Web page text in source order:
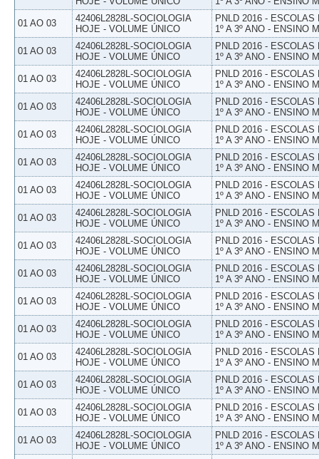
01 AO 03
42406L2828L-SOCIOLOGIA
HOJE - VOLUME ÚNICO
PNLD 2016 -
1º A 3º ANO - ENSINO
01 AO 03
42406L2828L-SOCIOLOGIA
HOJE - VOLUME ÚNICO
PNLD 2016 -
1º A 3º ANO - ENSINO
01 AO 03
42406L2828L-SOCIOLOGIA
HOJE - VOLUME ÚNICO
PNLD 2016 -
1º A 3º ANO - ENSINO
01 AO 03
42406L2828L-SOCIOLOGIA
HOJE - VOLUME ÚNICO
PNLD 2016 -
1º A 3º ANO - ENSINO
01 AO 03
42406L2828L-SOCIOLOGIA
HOJE - VOLUME ÚNICO
PNLD 2016 -
1º A 3º ANO - ENSINO
01 AO 03
42406L2828L-SOCIOLOGIA
HOJE - VOLUME ÚNICO
PNLD 2016 -
1º A 3º ANO - ENSINO
01 AO 03
42406L2828L-SOCIOLOGIA
HOJE - VOLUME ÚNICO
PNLD 2016 -
1º A 3º ANO - ENSINO
01 AO 03
42406L2828L-SOCIOLOGIA
HOJE - VOLUME ÚNICO
PNLD 2016 -
1º A 3º ANO - ENSINO
01 AO 03
42406L2828L-SOCIOLOGIA
HOJE - VOLUME ÚNICO
PNLD 2016 -
1º A 3º ANO - ENSINO
01 AO 03
42406L2828L-SOCIOLOGIA
HOJE - VOLUME ÚNICO
PNLD 2016 -
1º A 3º ANO - ENSINO
01 AO 03
42406L2828L-SOCIOLOGIA
HOJE - VOLUME ÚNICO
PNLD 2016 -
1º A 3º ANO - ENSINO
01 AO 03
42406L2828L-SOCIOLOGIA
HOJE - VOLUME ÚNICO
PNLD 2016 -
1º A 3º ANO - ENSINO
01 AO 03
42406L2828L-SOCIOLOGIA
HOJE - VOLUME ÚNICO
PNLD 2016 -
1º A 3º ANO - ENSINO
01 AO 03
42406L2828L-SOCIOLOGIA
HOJE - VOLUME ÚNICO
PNLD 2016 -
1º A 3º ANO - ENSINO
01 AO 03
42406L2828L-SOCIOLOGIA
HOJE - VOLUME ÚNICO
PNLD 2016 -
1º A 3º ANO - ENSINO
01 AO 03
42406L2828L-SOCIOLOGIA
HOJE - VOLUME ÚNICO
PNLD 2016 -
1º A 3º ANO - ENSINO